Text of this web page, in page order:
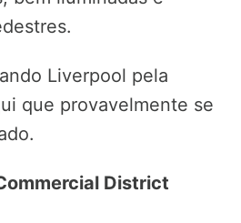
Liverpool pela
que provavelmente se
District